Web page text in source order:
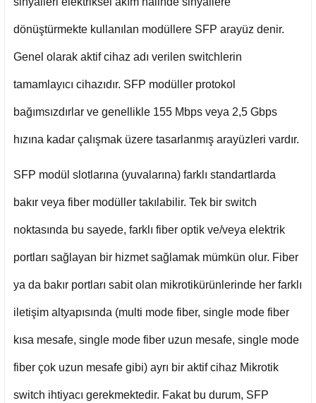
dönüştürmekte kullanılan modüllere SFP arayüz denir.
Genel olarak aktif cihaz adı verilen switchlerin
tamamlayıcı cihazıdır. SFP modüller protokol
bağımsızdırlar ve genellikle 155 Mbps veya 2,5 Gbps
hızına kadar çalışmak üzere tasarlanmış arayüzleri vardır.
SFP modül slotlarına (yuvalarına) farklı standartlarda
bakır veya fiber modüller takılabilir. Tek bir switch
noktasında bu sayede, farklı fiber optik ve/veya elektrik
portları sağlayan bir hizmet sağlamak mümkün olur. Fiber
ya da bakır portları sabit olan mikrotikürünlerinde her farklı
iletişim altyapısında (multi mode fiber, single mode fiber
kısa mesafe, single mode fiber uzun mesafe, single mode
fiber çok uzun mesafe gibi) ayrı bir aktif cihaz Mikrotik
switch ihtiyacı gerekmektedir. Fakat bu durum, SFP